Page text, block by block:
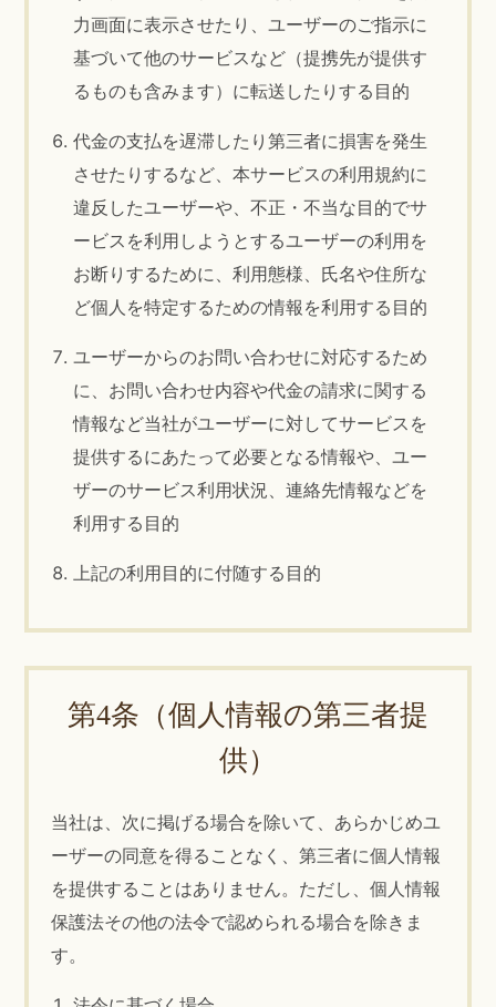
力画面に表示させたり、ユーザーのご指示に
基づいて他のサービスなど（提携先が提供す
るものも含みます）に転送したりする目的
代金の支払を遅滞したり第三者に損害を発生
させたりするなど、本サービスの利用規約に
違反したユーザーや、不正・不当な目的でサ
ービスを利用しようとするユーザーの利用を
お断りするために、利用態様、氏名や住所な
ど個人を特定するための情報を利用する目的
ユーザーからのお問い合わせに対応するため
に、お問い合わせ内容や代金の請求に関する
情報など当社がユーザーに対してサービスを
提供するにあたって必要となる情報や、ユー
ザーのサービス利用状況、連絡先情報などを
利用する目的
上記の利用目的に付随する目的
第4条（個人情報の第三者提
供）
当社は、次に掲げる場合を除いて、あらかじめユ
ーザーの同意を得ることなく、第三者に個人情報
を提供することはありません。ただし、個人情報
保護法その他の法令で認められる場合を除きま
す。